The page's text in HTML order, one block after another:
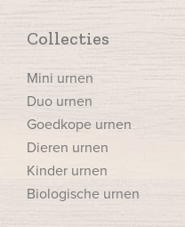
Collecties
Mini urnen
Duo urnen
Goedkope urnen
Dieren urnen
Kinder urnen
Biologische urnen